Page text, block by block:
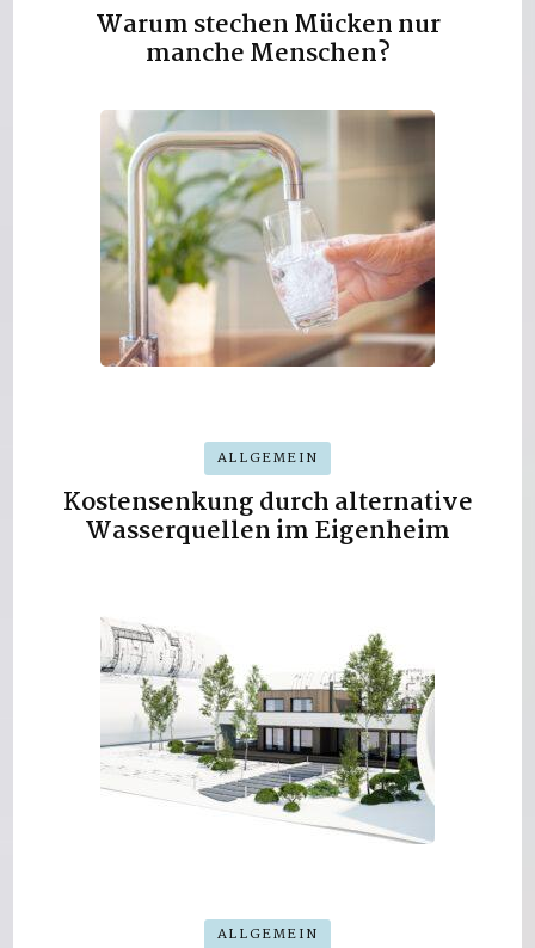
Warum stechen Mücken nur
manche Menschen?
ALLGEMEIN
Kostensenkung durch alternative
Wasserquellen im Eigenheim
ALLGEMEIN